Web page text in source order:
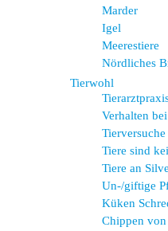
Marder
Igel
Meerestiere
Nördliches
Tierwohl
Verhalten
Tierversuche
Tiere sind
Tiere an
Un-/giftige
Küken
Chippen